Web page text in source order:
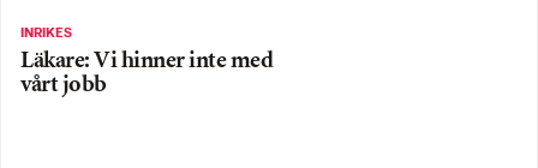
INRIKES
Läkare: Vi hinner inte med
vårt jobb